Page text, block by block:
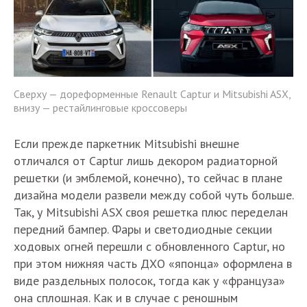
Сверху — дореформенные Renault Captur и Mitsubishi ASX,
внизу — рестайлинговые кроссоверы
Если прежде паркетник Mitsubishi внешне
отличался от Captur лишь декором радиаторной
решетки (и эмблемой, конечно), то сейчас в плане
дизайна модели развели между собой чуть больше.
Так, у Mitsubishi ASX своя решетка плюс переделан
передний бампер. Фары и светодиодные секции
ходовых огней перешли с обновленного Captur, но
при этом нижняя часть ДХО «японца» оформлена в
виде раздельных полосок, тогда как у «француза»
она сплошная. Как и в случае с реношным